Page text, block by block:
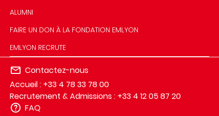
ALUMNI
FAIRE UN DON À LA FONDATION EMLYON
EMLYON RECRUTE
Contactez-nous
Accueil : +33 4 78 33 78 00
Recrutement & Admissions : +33 4 12 05 87 20
FAQ